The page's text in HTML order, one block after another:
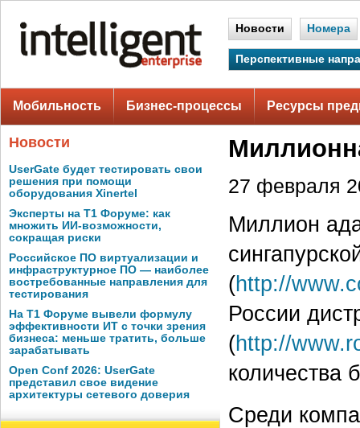
Новости Номера
Перспективные
Мобильность Бизнес-процессы Ресурсы
Новости
UserGate будет тестировать свои
решения при помощи
оборудования Xinertel
Эксперты на Т1 Форуме: как
множить ИИ-возможности,
сокращая риски
Российское ПО виртуализации и
инфраструктурное ПО — наиболее
востребованные направления для
тестирования
На Т1 Форуме вывели формулу
эффективности ИТ с точки зрения
бизнеса: меньше тратить, больше
зарабатывать
Open Conf 2026: UserGate
представил свое видение
архитектуры сетевого доверия
27 февраля
Миллион
(http://
России
(http://
количества
Среди